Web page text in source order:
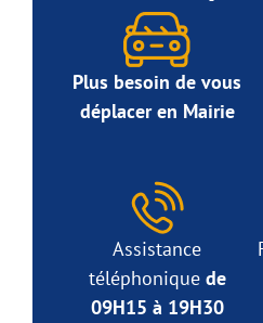
Plus besoin de vous
déplacer en Mairie
Assistance
téléphonique de
09H15 à 19H30